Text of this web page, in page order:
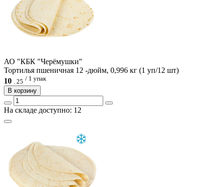
АО "КБК "Черёмушки"
Тортилья пшеничная 12 -дюйм, 0,996 кг (1 уп/12 шт)
10 . 25 / 1 упак
В корзину
На складе доступно: 12